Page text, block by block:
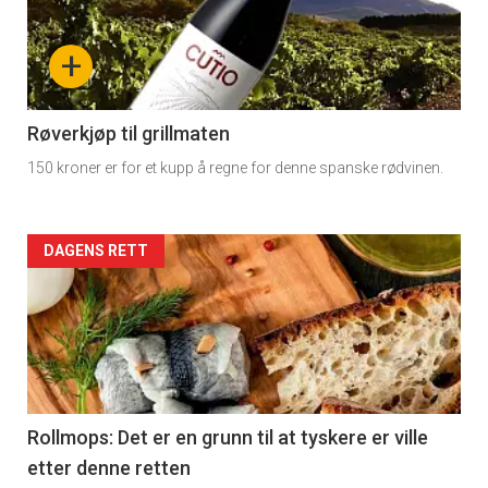
-
section
11
Dagens
rett
+
Røverkjøp til grillmaten
150 kroner er for et kupp å regne for denne spanske rødvinen.
Artikler
detail
-
section
11
DAGENS RETT
Rollmops: Det er en grunn til at tyskere er ville
etter denne retten